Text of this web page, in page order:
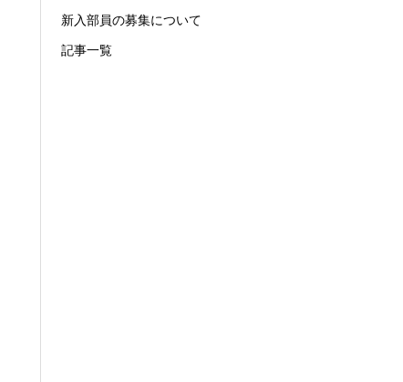
新入部員の募集について
記事一覧